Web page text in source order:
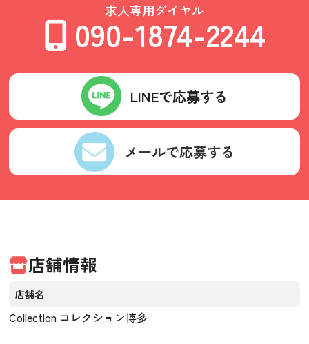
求人専用ダイヤル
090-1874-2244
LINEで応募する
メールで応募する
店舗情報
店舗名
Collection コレクション博多